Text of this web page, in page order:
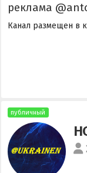
реклама
Канал размещен в
публичный